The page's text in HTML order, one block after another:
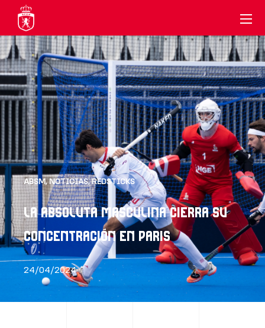
ABSM,NOTICIAS,REDSTICKS
LA ABSOLUTA MASCULINA CIERRA SU
CONCENTRACIÓN EN PARIS
24/04/2024